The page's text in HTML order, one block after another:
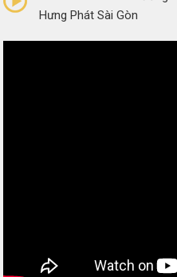
Hưng Phát Sài Gòn